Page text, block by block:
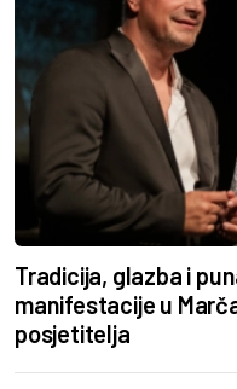
Tradicija, glazba i
manifestacije u
posjetitelja